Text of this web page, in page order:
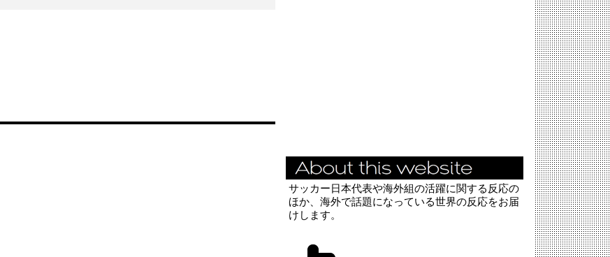
サッカー日本代表や海外組の活躍に関する反応の
ほか、海外で話題になっている世界の反応をお届
けします。